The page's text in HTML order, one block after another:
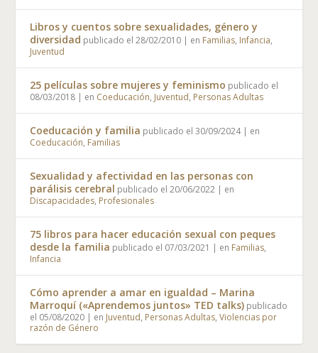
Libros y cuentos sobre sexualidades, género y
diversidad publicado el 28/02/2010 | en Familias, Infancia,
Juventud
25 películas sobre mujeres y feminismo publicado el
08/03/2018 | en Coeducación, Juventud, Personas Adultas
Coeducación y familia publicado el 30/09/2024| en
Coeducación, Familias
Sexualidad y afectividad en las personas con
parálisis cerebral publicado el 20/06/2022 | en
Discapacidades, Profesionales
75 libros para hacer educación sexual con peques
desde la familia publicado el 07/03/2021 | en Familias,
Infancia
Cómo aprender a amar en igualdad – Marina
Marroquí («Aprendemos juntos» TED talks) publicado
el 05/08/2020 | en Juventud, Personas Adultas,Violencias por
razón de Género